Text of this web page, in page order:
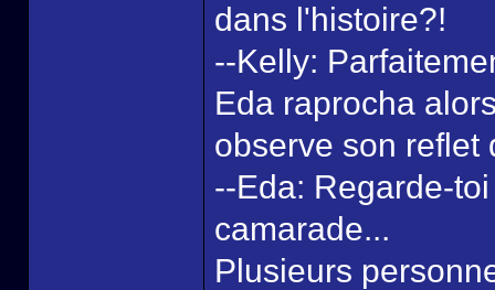
dans l'histoire?!
--Kelly:
Eda raprocha
observe son reflet
--Eda: Regarde-
camarade...
Plusieurs